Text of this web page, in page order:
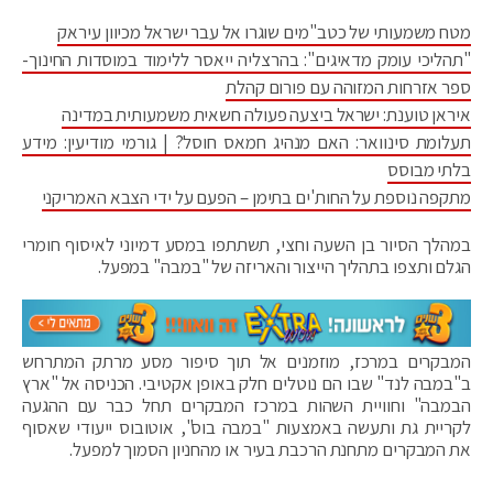
מטח משמעותי של כטב"מים שוגרו אל עבר ישראל מכיוון עיראק
"תהליכי עומק מדאיגים": בהרצליה ייאסר ללימוד במוסדות החינוך-
ספר אזרחות המזוהה עם פורום קהלת
איראן טוענת: ישראל ביצעה פעולה חשאית משמעותית במדינה
תעלומת סינוואר: האם מנהיג חמאס חוסל? | גורמי מודיעין: מידע
בלתי מבוסס
מתקפה נוספת על החות'ים בתימן – הפעם על ידי הצבא האמריקני
במהלך הסיור בן השעה וחצי, תשתתפו במסע דמיוני לאיסוף חומרי
הגלם ותצפו בתהליך הייצור והאריזה של "במבה" במפעל.
המבקרים במרכז, מוזמנים אל תוך סיפור מסע מרתק המתרחש
ב"במבה לנד" שבו הם נוטלים חלק באופן אקטיבי. הכניסה אל "ארץ
הבמבה" וחוויית השהות במרכז המבקרים תחל כבר עם ההגעה
לקריית גת ותעשה באמצעות "במבה בוס", אוטובוס ייעודי שאסוף
את המבקרים מתחנת הרכבת בעיר או מהחניון הסמוך למפעל.